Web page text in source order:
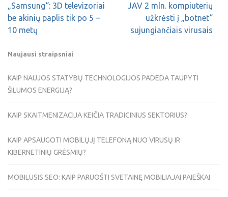
„Samsung“: 3D televizoriai
be akinių paplis tik po 5 –
10 metų
JAV 2 mln. kompiuterių
užkrėsti į „botnet“
sujungiančiais virusais
Naujausi straipsniai
KAIP NAUJOS STATYBŲ TECHNOLOGIJOS PADEDA TAUPYTI
ŠILUMOS ENERGIJĄ?
KAIP SKAITMENIZACIJA KEIČIA TRADICINIUS SEKTORIUS?
KAIP APSAUGOTI MOBILŲJĮ TELEFONĄ NUO VIRUSŲ IR
KIBERNETINIŲ GRĖSMIŲ?
MOBILUSIS SEO: KAIP PARUOŠTI SVETAINĘ MOBILIAJAI PAIEŠKAI